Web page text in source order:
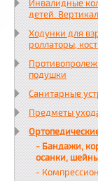
Инвалидные
детей.
Ходунки для
роллаторы,
подушки
Санитарные
Предметы
- Бандажи,
осанки,
-